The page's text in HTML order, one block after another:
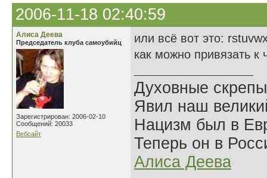
2006-11-18 02:40:59
Алиса Деева
Председатель клуба самоубийц
Зарегистрирован: 2006-02-10
Сообщений: 20033
Вебсайт
или всё вот это:
как можно привязать к
Духовные
Явил наш
Нацизм был в
Теперь он в
Алиса Деева